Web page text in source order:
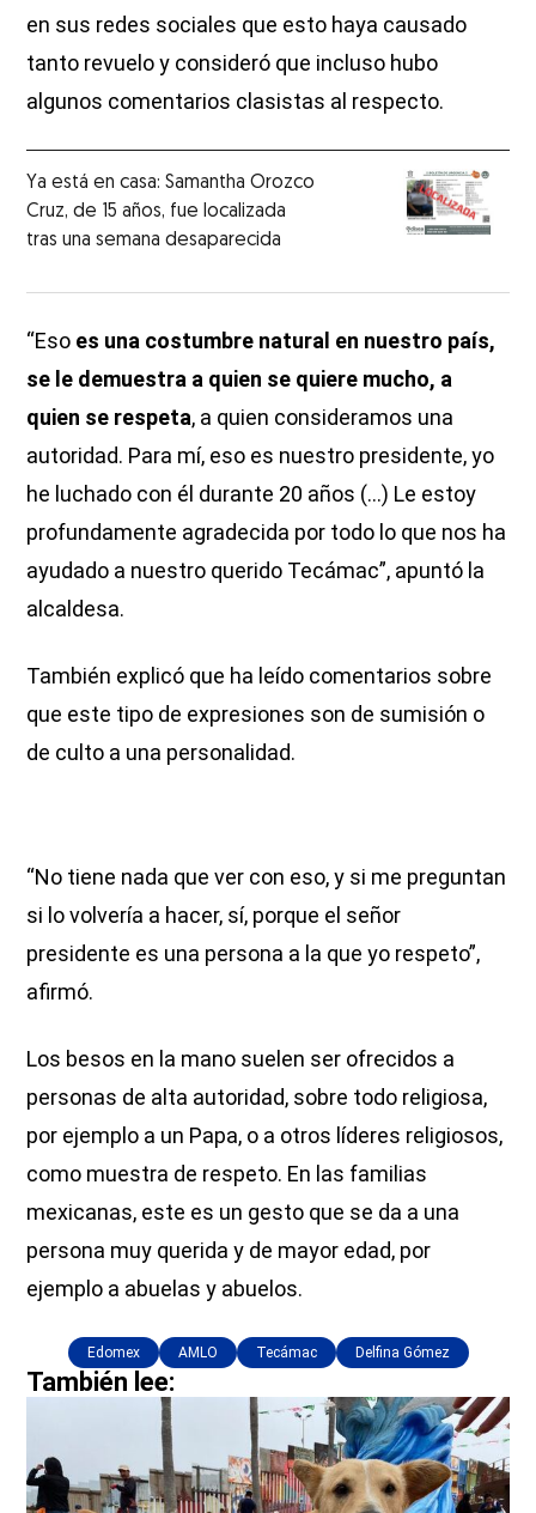
en sus redes sociales que esto haya causado
tanto revuelo y consideró que incluso hubo
algunos comentarios clasistas al respecto.
Ya está en casa: Samantha Orozco
Cruz, de 15 años, fue localizada
tras una semana desaparecida
“Eso es una costumbre natural en nuestro país,
se le demuestra a quien se quiere mucho, a
quien se respeta, a quien consideramos una
autoridad. Para mí, eso es nuestro presidente, yo
he luchado con él durante 20 años (...) Le estoy
profundamente agradecida por todo lo que nos ha
ayudado a nuestro querido Tecámac”, apuntó la
alcaldesa.
También explicó que ha leído comentarios sobre
que este tipo de expresiones son de sumisión o
de culto a una personalidad.
“No tiene nada que ver con eso, y si me preguntan
si lo volvería a hacer, sí, porque el señor
presidente es una persona a la que yo respeto”,
afirmó.
Los besos en la mano suelen ser ofrecidos a
personas de alta autoridad, sobre todo religiosa,
por ejemplo a un Papa, o a otros líderes religiosos,
como muestra de respeto. En las familias
mexicanas, este es un gesto que se da a una
persona muy querida y de mayor edad, por
ejemplo a abuelas y abuelos.
Edomex AMLO Tecámac Delfina Gómez
También lee: